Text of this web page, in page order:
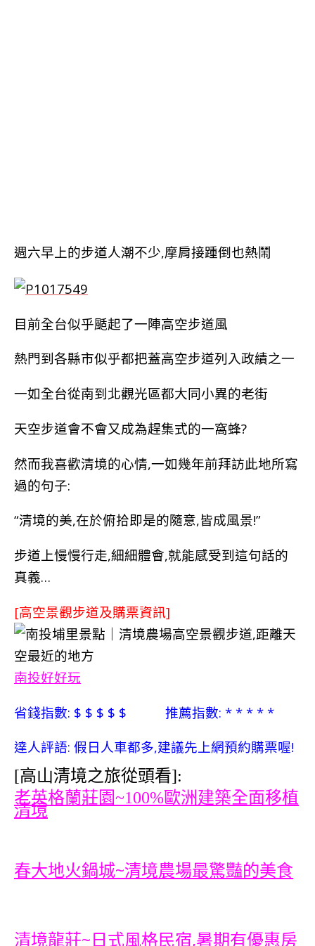
週六早上的步道人潮不少,摩肩接踵倒也熱鬧
目前全台似乎颳起了一陣高空步道風
熱門到各縣市似乎都把蓋高空步道列入政績之一
一如全台從南到北觀光區都大同小異的老街
天空步道會不會又成為趕集式的一窩蜂?
然而我喜歡清境的心情,一如幾年前拜訪此地所寫
過的句子:
“清境的美,在於俯拾即是的隨意,皆成風景!”
步道上慢慢行走,細細體會,就能感受到這句話的
真義…
[高空景觀步道及購票資訊]
南投好好玩
省錢指數: $ $ $ $ $ 推薦指數: * * * * *
達人評語: 假日人車都多,建議先上網預約購票喔!
[高山清境之旅從頭看]:
老英格蘭莊園~100%歐洲建築全面移植
清境
春大地火鍋城~清境農場最驚豔的美食
清境龍莊~日式風格民宿,暑期有優惠房